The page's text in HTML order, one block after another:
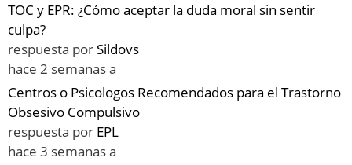
TOC y EPR: ¿Cómo aceptar la duda moral sin sentir
culpa?
respuesta porSildovs
hace 2 semanas a
Centros o Psicologos Recomendados para el Trastorno
Obsesivo Compulsivo
respuesta por EPL
hace 3 semanas a